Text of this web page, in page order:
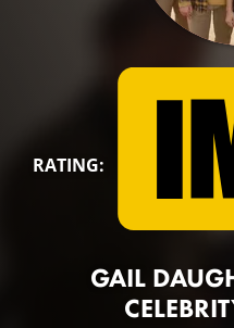
RATING:
GAIL